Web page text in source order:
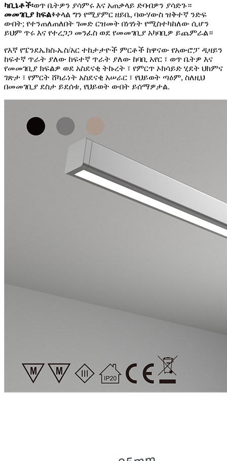
ካቢኔቶች፡ወጥ ቤትዎን ያሳምሩ እና አጠቃላይ ድባብዎን ያሳድጉ።
መመገቢያ ክፍል፥ቀላል ግን የሚያምር ዘይቤ, ባውሃውስ ዝቅተኛ ንድፍ
ውበት; የተንጠለጠለበት ገመድ ርዝመት በነፃነት የሚስተካከለው ሲሆን
ይህም ጥሩ እና የተረጋጋ መንፈስ ወደ የመመገቢያ አካባቢዎ ይጨምራል።
የእኛ የፔንደኤክስ-ኤስ/አር ተከታታዮች ምርቶች ከዋናው የአውሮፓ ዲዛይን
ከፍተኛ ጥራት ያለው ከፍተኛ ጥራት ያለው ከባቢ አየር ፣ ወጥ ቤትዎ እና
የመመገቢያ ክፍልዎ ወደ አስደናቂ ትኩረት ፣ የምርጥ ኦክሳይድ ሂደት ህክምና
ገጽታ ፣ የምርት ሸካራነት አስደናቂ አሠራር ፣ የህይወት ጣዕም, ስለዚህ
በመመገቢያ ደስታ ይደሰቱ, የህይወት ውበት ይሰማዎታል.